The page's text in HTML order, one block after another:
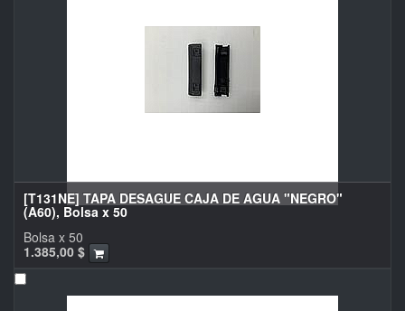
[T131NE] TAPA DESAGUE CAJA DE AGUA "NEGRO"
(A60), Bolsa x 50
1.385,00 $
Bolsa x 50